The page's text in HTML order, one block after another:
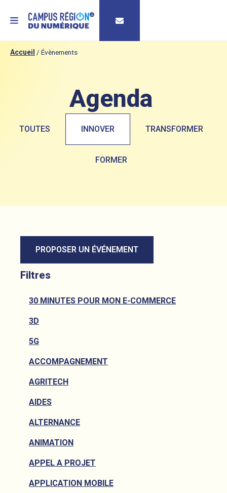
MENU
Accueil / Évènements
Agenda
TOUTES INNOVER TRANSFORMER
FORMER
PROPOSER UN ÉVÉNEMENT
Filtres
30 MINUTES POUR MON E-COMMERCE
3D
5G
ACCOMPAGNEMENT
AGRITECH
AIDES
ALTERNANCE
ANIMATION
APPEL A PROJET
APPLICATION MOBILE